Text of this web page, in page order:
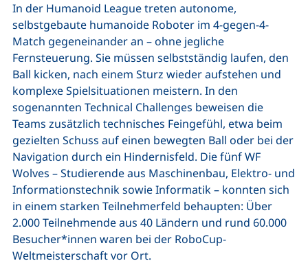
In der Humanoid League treten autonome,
selbstgebaute humanoide Roboter im 4-gegen-4-
Match gegeneinander an – ohne jegliche
Fernsteuerung. Sie müssen selbstständig laufen, den
Ball kicken, nach einem Sturz wieder aufstehen und
komplexe Spielsituationen meistern. In den
sogenannten Technical Challenges beweisen die
Teams zusätzlich technisches Feingefühl, etwa beim
gezielten Schuss auf einen bewegten Ball oder bei der
Navigation durch ein Hindernisfeld. Die fünf WF
Wolves – Studierende aus Maschinenbau, Elektro- und
Informationstechnik sowie Informatik – konnten sich
in einem starken Teilnehmerfeld behaupten: Über
2.000 Teilnehmende aus 40 Ländern und rund 60.000
Besucher*innen waren bei der RoboCup-
Weltmeisterschaft vor Ort.